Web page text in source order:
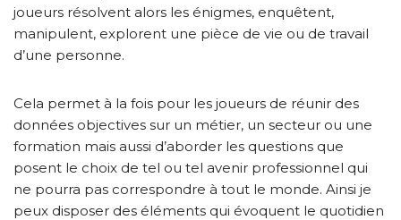
joueurs résolvent alors les énigmes, enquêtent,
manipulent, explorent une pièce de vie ou de travail
d’une personne.
Cela permet à la fois pour les joueurs de réunir des
données objectives sur un métier, un secteur ou une
formation mais aussi d’aborder les questions que
posent le choix de tel ou tel avenir professionnel qui
ne pourra pas correspondre à tout le monde. Ainsi je
peux disposer des éléments qui évoquent le quotidien